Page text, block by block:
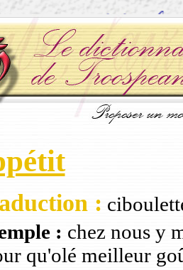
:
: chez nous y
qu'olé meilleur